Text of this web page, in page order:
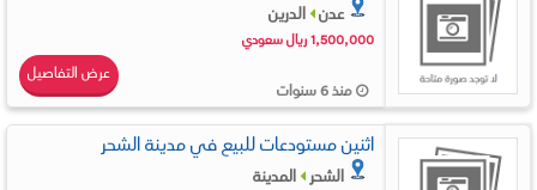
عدن الدرين
1,500,000 ريال سعودي
منذ 6 سنوات
عرض التفاصيل
اثنين مستودعات للبيع في مدينة الشحر
الشحر المدينة